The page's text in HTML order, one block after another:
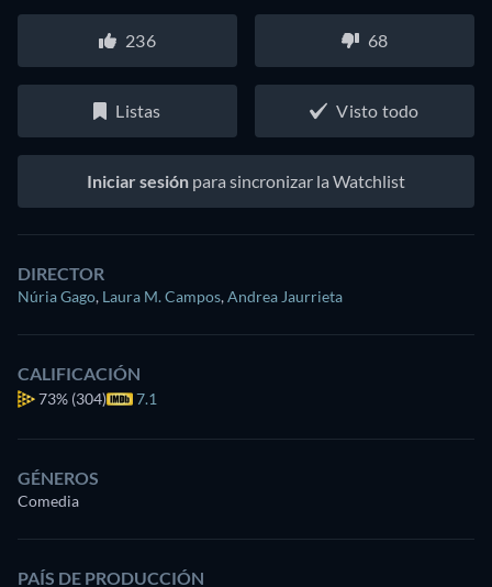
236 68
Listas Visto todo
Iniciar sesión para sincronizar la Watchlist
DIRECTOR
Núria Gago, Laura M. Campos,Andrea Jaurrieta
CALIFICACIÓN
73% (304) 7.1
GÉNEROS
Comedia
PAÍS DE PRODUCCIÓN